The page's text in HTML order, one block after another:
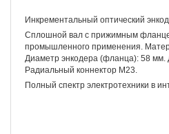
Инкрементальный оптический
Сплошной вал с прижимным
промышленного применения.
Диаметр энкодера (фланца): 58 мм.
Радиальный коннектор М23.
Полный спектр электротехники в